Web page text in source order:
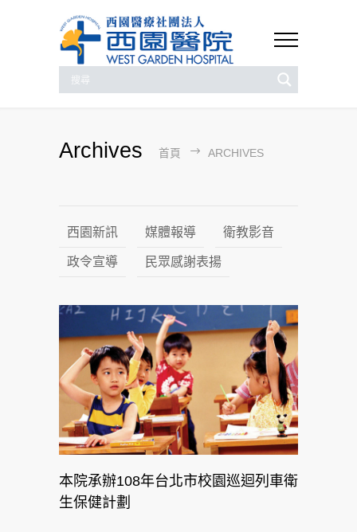
Archives 首頁 ARCHIVES
西園新訊 媒體報導 衛教影音
政令宣導 民眾感謝表揚
本院承辦108年台北市校園巡迴列車衛
生保健計劃